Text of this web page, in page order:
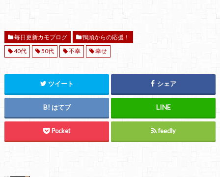
毎日更新カモブログ
鴨頭からの応援！
40代
50代 不幸 幸せ
ツイート シェア
はてブ
Pocket feedly